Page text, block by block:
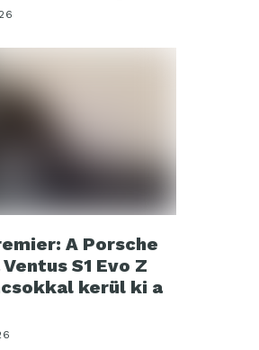
A Porsche
S1 Evo Z
kerül ki a